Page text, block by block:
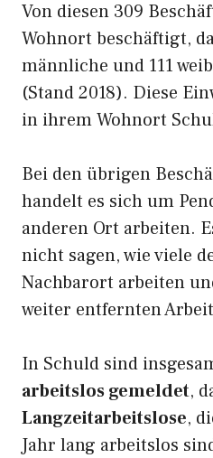
Von diesen 309
Wohnort beschäftigt,
männliche und 111
(Stand 2018). Diese
in ihrem Wohnort
Bei den übrigen
handelt es sich um
anderen Ort arbeiten.
nicht sagen, wie viele
Nachbarort arbeiten
weiter entfernten
In Schuld sind
arbeitslos gemeldet,
Langzeitarbeitslose,
Jahr lang arbeitslos